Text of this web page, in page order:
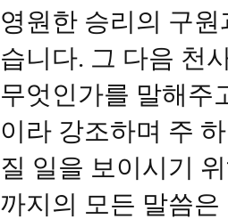
영원한 승리의 구
습니다. 그 다음 천
무엇인가를 말해주
이라 강조하며 주
질 일을 보이시기
까지의 모든 말씀